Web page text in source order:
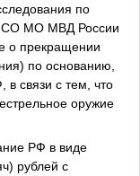
по
СО МО МВД России
о прекращении
по основанию,
связи с тем, что
оружие
РФ в виде
рублей с